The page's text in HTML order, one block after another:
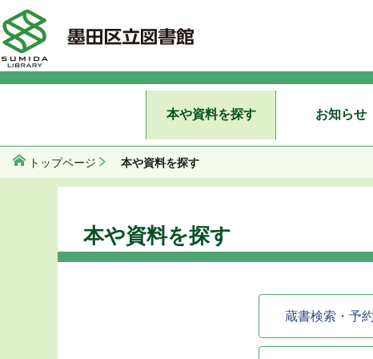
本や資料を探す お知らせ
トップページ 本や資料を探す
本や資料を探す
蔵書検索・予約